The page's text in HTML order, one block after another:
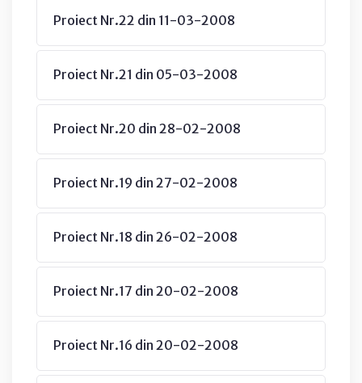
Proiect Nr.22 din 11-03-2008
Proiect Nr.21 din 05-03-2008
Proiect Nr.20 din 28-02-2008
Proiect Nr.19 din 27-02-2008
Proiect Nr.18 din 26-02-2008
Proiect Nr.17 din 20-02-2008
Proiect Nr.16 din 20-02-2008